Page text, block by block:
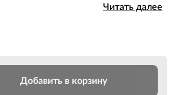
Читать далее
Добавить в корзину